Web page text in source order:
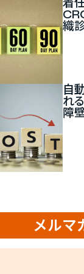
織
自
れ
障
新
メルマ